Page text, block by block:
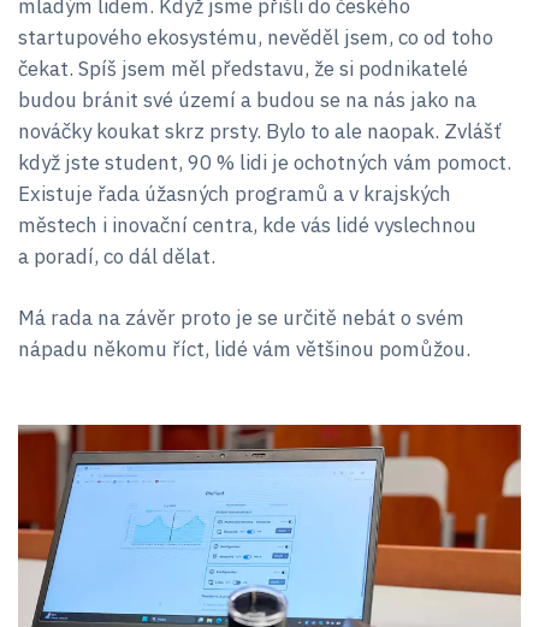
mladým lidem. Když jsme přišli do českého
startupového ekosystému, nevěděl jsem, co od toho
čekat. Spíš jsem měl představu, že si podnikatelé
budou bránit své území a budou se na nás jako na
nováčky koukat skrz prsty. Bylo to ale naopak. Zvlášť
když jste student, 90 % lidi je ochotných vám pomoct.
Existuje řada úžasných programů a v krajských
městech i inovační centra, kde vás lidé vyslechnou
a poradí, co dál dělat.
Má rada na závěr proto je se určitě nebát o svém
nápadu někomu říct, lidé vám většinou pomůžou.